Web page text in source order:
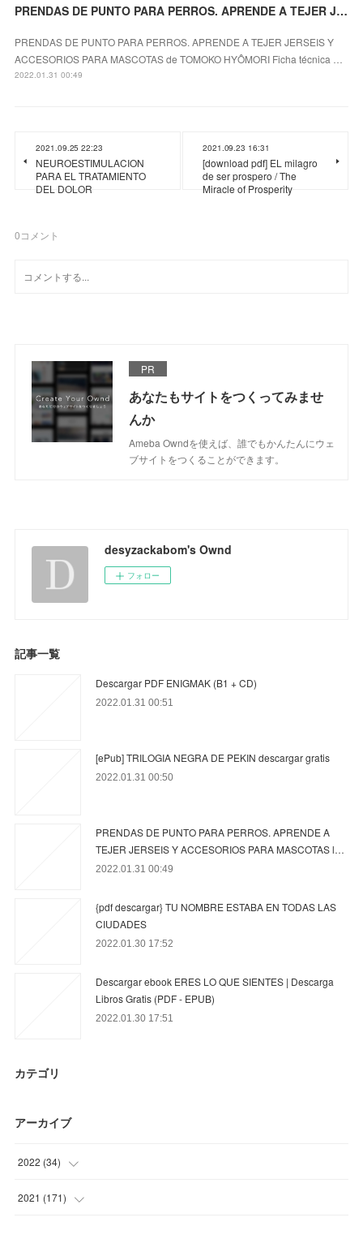
PRENDAS DE PUNTO PARA PERROS. APRENDE A TEJER JERSEIS Y ACCESORIOS PARA MASCOTAS leer pdf
PRENDAS DE PUNTO PARA PERROS. APRENDE A TEJER JERSEIS Y
ACCESORIOS PARA MASCOTAS de TOMOKO HYÔMORI Ficha técnica …
2022.01.31 00:49
2021.09.25 22:23
NEUROESTIMULACION
PARA EL TRATAMIENTO
DEL DOLOR
2021.09.23 16:31
[download pdf] EL milagro
de ser prospero / The
Miracle of Prosperity
0コメント
PR
あなたもサイトをつくってみませ
んか
Ameba Owndを使えば、誰でもかんたんにウェ
ブサイトをつくることができます。
desyzackabom's Ownd
フォロー
記事一覧
Descargar PDF ENIGMAK (B1 + CD)
2022.01.31 00:51
[ePub] TRILOGIA NEGRA DE PEKIN descargar gratis
2022.01.31 00:50
PRENDAS DE PUNTO PARA PERROS. APRENDE A
TEJER JERSEIS Y ACCESORIOS PARA MASCOTAS l…
2022.01.31 00:49
{pdf descargar} TU NOMBRE ESTABA EN TODAS LAS
CIUDADES
2022.01.30 17:52
Descargar ebook ERES LO QUE SIENTES | Descarga
Libros Gratis (PDF - EPUB)
2022.01.30 17:51
カテゴリ
アーカイブ
2022 (34)
(34
2021 (171)